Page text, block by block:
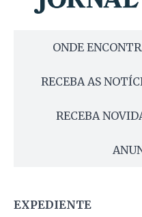
ONDE
RECEBA AS
RECEBA
EXPEDIENTE